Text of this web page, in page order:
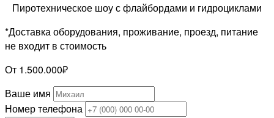
Пиротехническое шоу с флайбордами и гидроциклами
*Доставка оборудования, проживание, проезд, питание
не входит в стоимость
От 1.500.000₽
Ваше имя
Номер телефона